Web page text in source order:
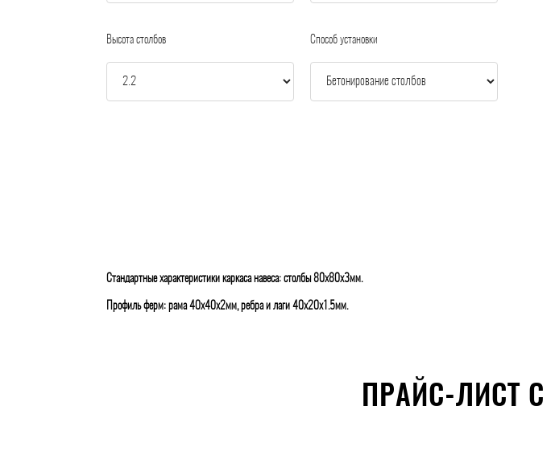
Высота столбов Способ установки
Стандартные характеристики каркаса навеса: столбы 80х80х3мм.
Профиль ферм: рама 40х40х2мм, ребра и лаги 40х20х1.5мм.
ПРАЙС-ЛИСТ